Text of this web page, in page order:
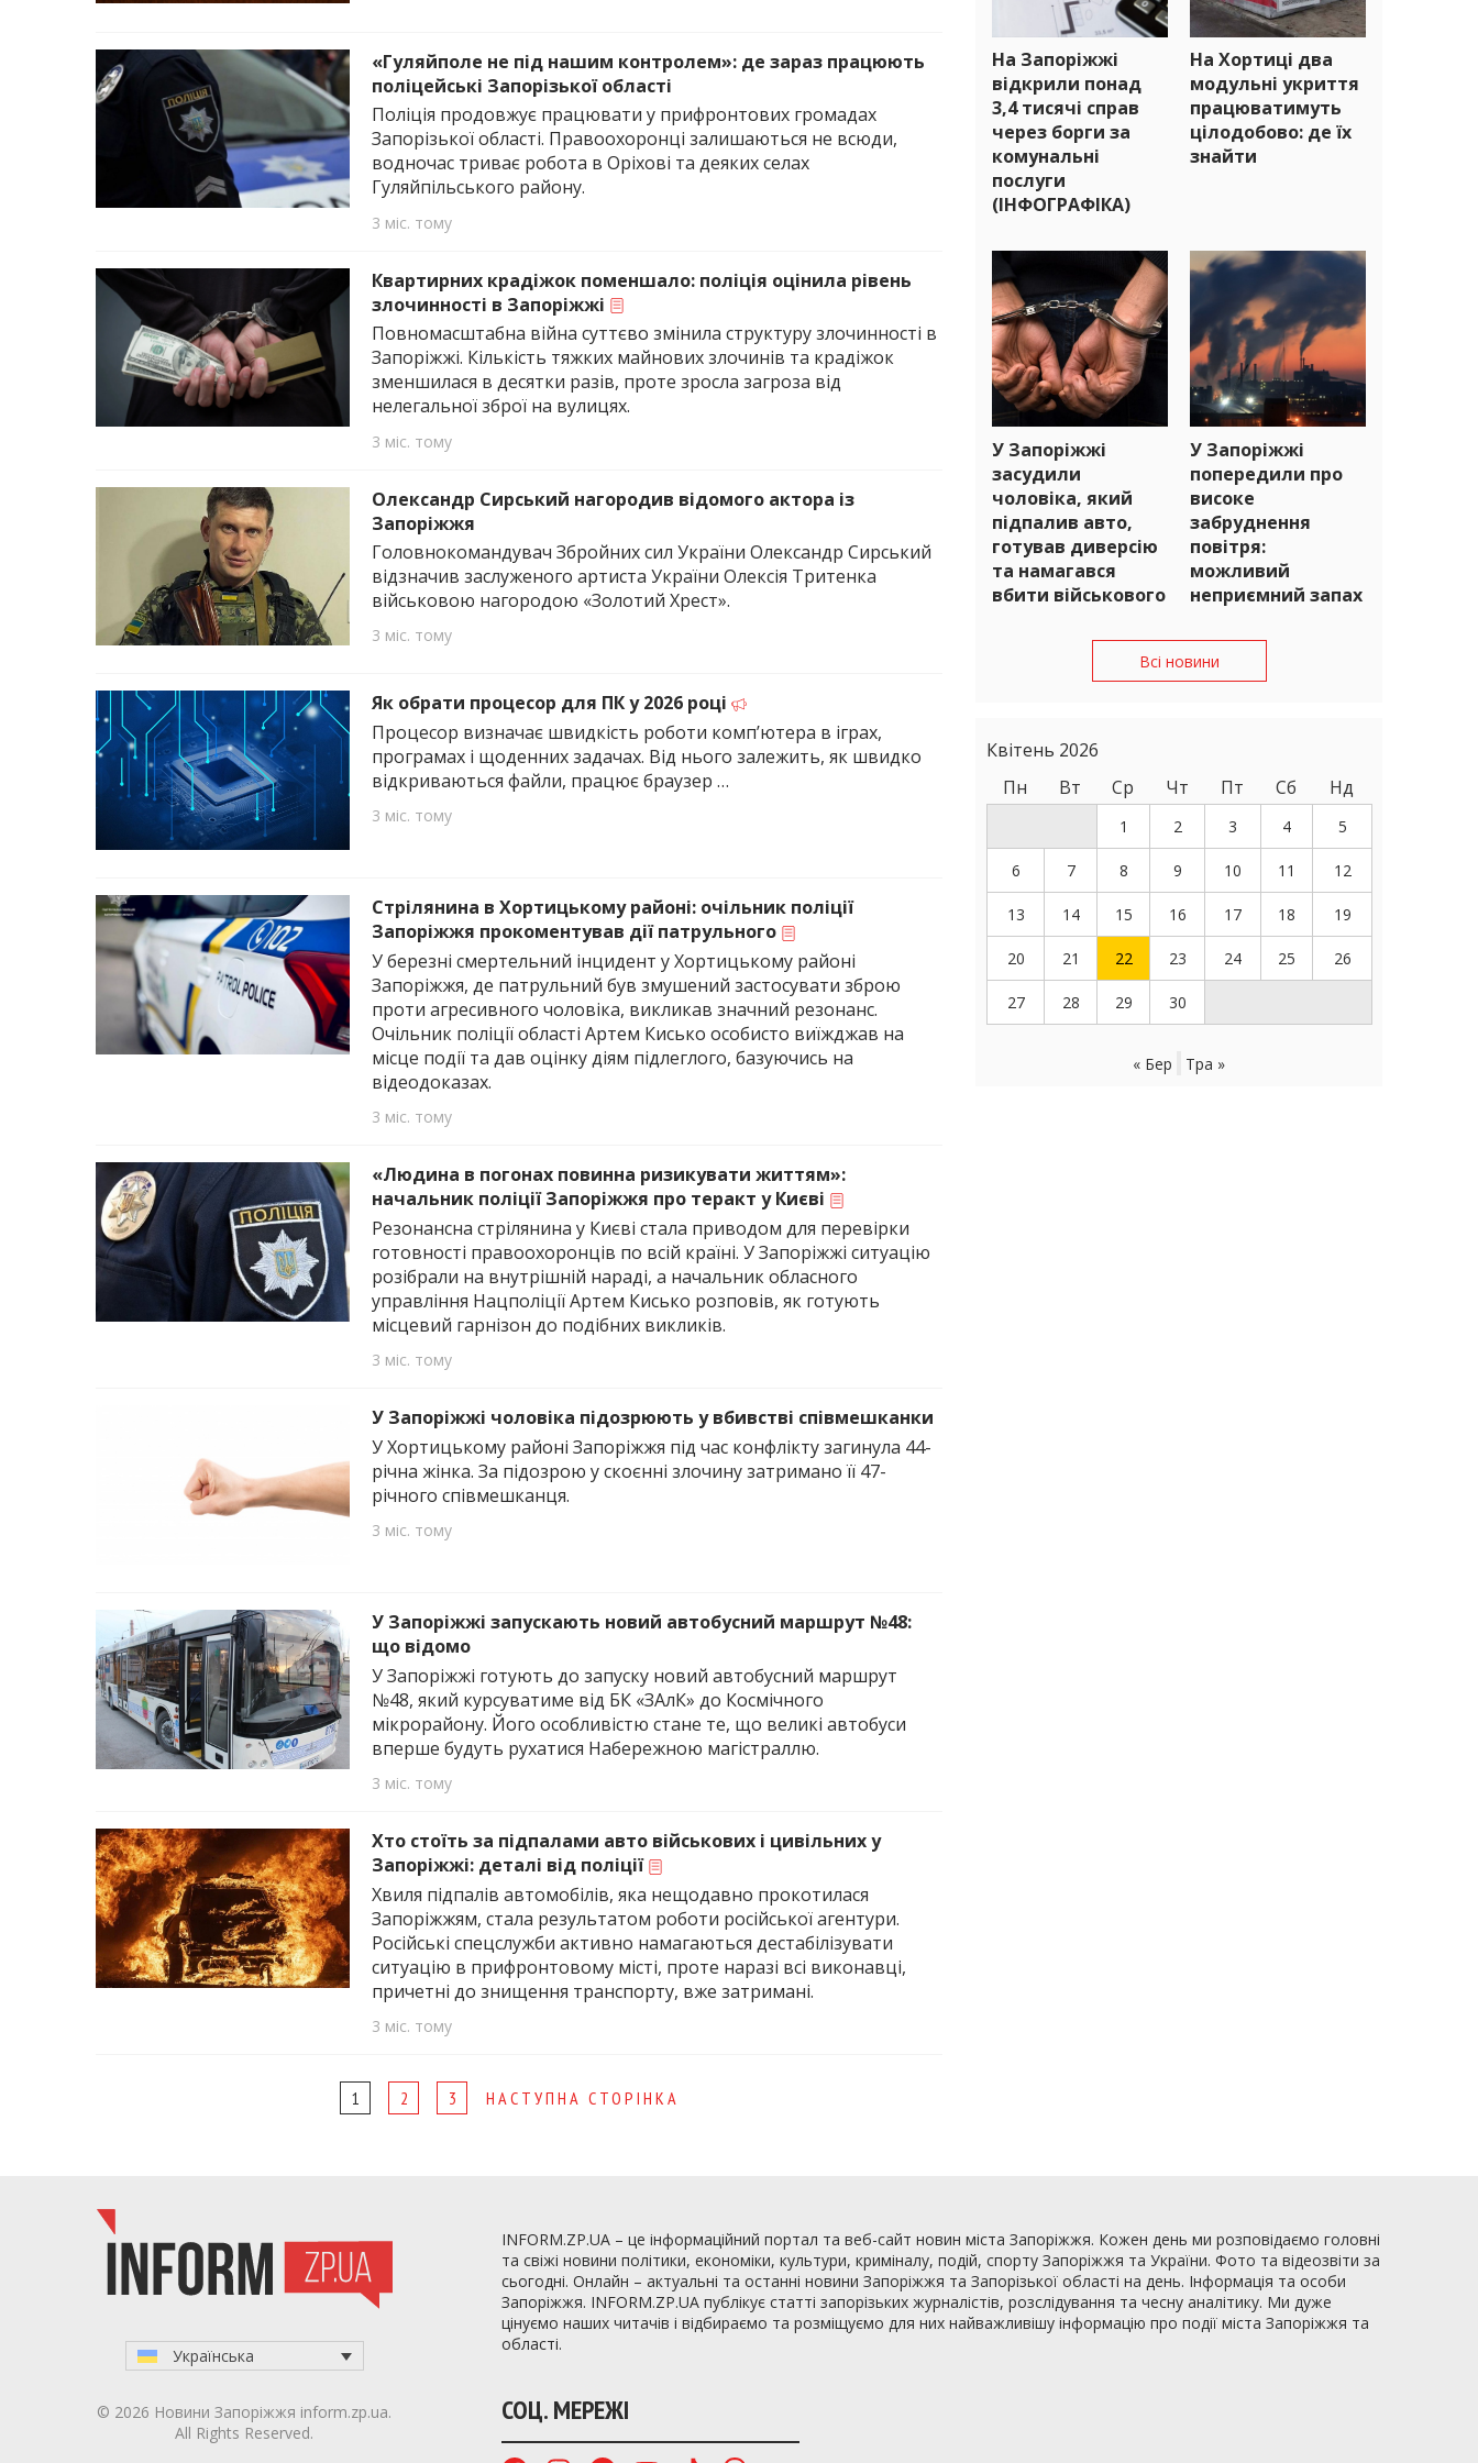
«Гуляйполе не під нашим контролем»: де зараз працюють
поліцейські Запорізької області
Поліція продовжує працювати у прифронтових громадах
Запорізької області. Правоохоронці залишаються не всюди,
водночас триває робота в Оріхові та деяких селах
Гуляйпільського району.
3 міс. тому
Квартирних крадіжок поменшало: поліція оцінила рівень
злочинності в Запоріжжі
Повномасштабна війна суттєво змінила структуру злочинності в
Запоріжжі. Кількість тяжких майнових злочинів та крадіжок
зменшилася в десятки разів, проте зросла загроза від
нелегальної зброї на вулицях.
3 міс. тому
Олександр Сирський нагородив відомого актора із
Запоріжжя
Головнокомандувач Збройних сил України Олександр Сирський
відзначив заслуженого артиста України Олексія Тритенка
військовою нагородою «Золотий Хрест».
3 міс. тому
Як обрати процесор для ПК у 2026 році
Процесор визначає швидкість роботи комп’ютера в іграх,
програмах і щоденних задачах. Від нього залежить, як швидко
відкриваються файли, працює браузер …
3 міс. тому
Стрілянина в Хортицькому районі: очільник поліції
Запоріжжя прокоментував дії патрульного
У березні смертельний інцидент у Хортицькому районі
Запоріжжя, де патрульний був змушений застосувати зброю
проти агресивного чоловіка, викликав значний резонанс.
Очільник поліції області Артем Кисько особисто виїжджав на
місце події та дав оцінку діям підлеглого, базуючись на
відеодоказах.
3 міс. тому
«Людина в погонах повинна ризикувати життям»:
начальник поліції Запоріжжя про теракт у Києві
Резонансна стрілянина у Києві стала приводом для перевірки
готовності правоохоронців по всій країні. У Запоріжжі ситуацію
розібрали на внутрішній нараді, а начальник обласного
управління Нацполіції Артем Кисько розповів, як готують
місцевий гарнізон до подібних викликів.
3 міс. тому
У Запоріжжі чоловіка підозрюють у вбивстві співмешканки
У Хортицькому районі Запоріжжя під час конфлікту загинула 44-
річна жінка. За підозрою у скоєнні злочину затримано її 47-
річного співмешканця.
3 міс. тому
У Запоріжжі запускають новий автобусний маршрут №48:
що відомо
У Запоріжжі готують до запуску новий автобусний маршрут
№48, який курсуватиме від БК «ЗАлК» до Космічного
мікрорайону. Його особливістю стане те, що великі автобуси
вперше будуть рухатися Набережною магістраллю.
3 міс. тому
Хто стоїть за підпалами авто військових і цивільних у
Запоріжжі: деталі від поліції
Хвиля підпалів автомобілів, яка нещодавно прокотилася
Запоріжжям, стала результатом роботи російської агентури.
Російські спецслужби активно намагаються дестабілізувати
ситуацію в прифронтовому місті, проте наразі всі виконавці,
причетні до знищення транспорту, вже затримані.
3 міс. тому
1 2 3 НАСТУПНА СТОРІНКА
На Запоріжжі
відкрили понад
3,4 тисячі справ
через борги за
комунальні
послуги
(ІНФОГРАФІКА)
На Хортиці два
модульні укриття
працюватимуть
цілодобово: де їх
знайти
У Запоріжжі
засудили
чоловіка, який
підпалив авто,
готував диверсію
та намагався
вбити військового
У Запоріжжі
попередили про
високе
забруднення
повітря:
можливий
неприємний запах
Всі новини
Квітень 2026
Пн
Вт Ср Чт Пт Сб Нд
1 2 3 4 5
6 7 8 9 10 11 12
13 14 15 16 17 18 19
20 21 22 23 24 25 26
27 28 29 30
« Бер Тра »
INFORM.ZP.UA – це інформаційний портал та веб-сайт новин міста Запоріжжя. Кожен день ми розповідаємо головні
та свіжі новини політики, економіки, культури, криміналу, подій, спорту Запоріжжя та України. Фото та відеозвіти за
сьогодні. Онлайн – актуальні та останні новини Запоріжжя та Запорізької області на день. Інформація та особи
Запоріжжя. INFORM.ZP.UA публікує статті запорізьких журналістів, розслідування та чесну аналітику. Ми дуже
цінуємо наших читачів і відбираємо та розміщуємо для них найважливішу інформацію про події міста Запоріжжя та
області.
СОЦ. МЕРЕЖІ
Українська
© 2026 Новини Запоріжжя inform.zp.ua.
All Rights Reserved.